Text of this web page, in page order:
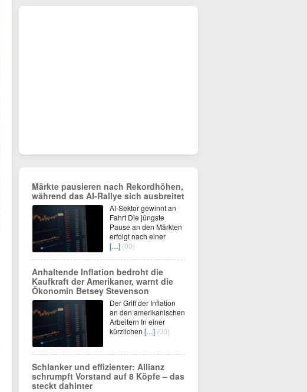
Märkte pausieren nach Rekordhöhen,
während das AI-Rallye sich ausbreitet
AI-Sektor gewinnt an
Fahrt Die jüngste
Pause an den Märkten
erfolgt nach einer
[…] (00)
Anhaltende Inflation bedroht die
Kaufkraft der Amerikaner, warnt die
Ökonomin Betsey Stevenson
Der Griff der Inflation
an den amerikanischen
Arbeitern In einer
kürzlichen […] (00)
Schlanker und effizienter: Allianz
schrumpft Vorstand auf 8 Köpfe – das
steckt dahinter